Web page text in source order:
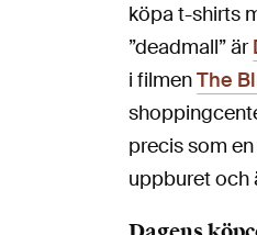
köpa t-shirts
”deadmall” är
i filmenThe
precis som
uppburet och